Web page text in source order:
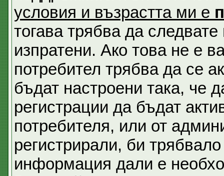
условия и възрастта ми е
тогава трябва да
изпратени. Ако това не е
потребител трябва да се
бъдат настроени така, че
регистрации да бъдат
потребителя, или от
регистрирали, би
информация дали е